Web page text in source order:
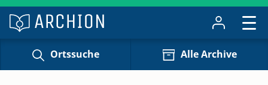
Ortssuche Alle Archive